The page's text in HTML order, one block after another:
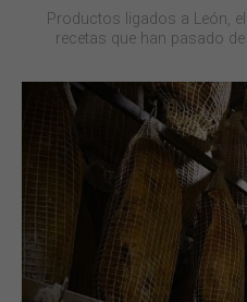
Productos ligados a León,
recetas que han pasado